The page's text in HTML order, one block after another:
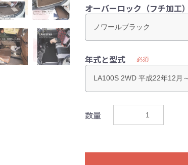
オーバーロック（フチ加工
年式と型式 必須
数量